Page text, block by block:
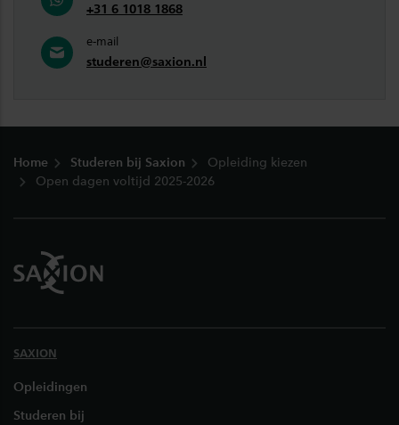
+31 6 1018 1868
e-mail
studeren@saxion.nl
Home Studeren bij Saxion
Opleiding kiezen
Open dagen voltijd 2025-2026
SAXION
Opleidingen
Studeren bij